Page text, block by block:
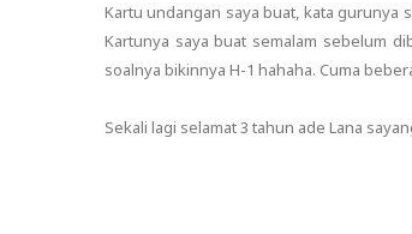
Kartu undangan saya buat, kata gurunya
Kartunya saya buat semalam sebelum
soalnya bikinnya H-1 hahaha. Cuma
Sekali lagi selamat 3 tahun ade Lana